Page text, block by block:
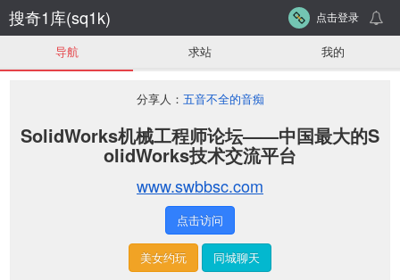
搜奇1库(sq1k) 点击登录
导航 求站 我的
分享人： 五音不全的音痴
SolidWorks机械工程师论坛——中国最大的S
olidWorks技术交流平台
www.swbbsc.com
点击访问
美女约玩 同城聊天